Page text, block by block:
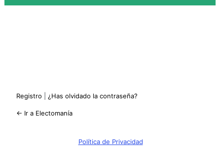
Registro ¿Has olvidado la contraseña?
← Ir a Electomanía
Política de Privacidad